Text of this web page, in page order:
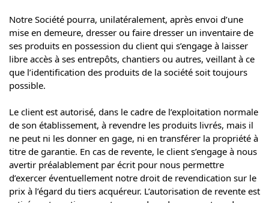
Notre Société pourra, unilatéralement, après envoi d’une
mise en demeure, dresser ou faire dresser un inventaire de
ses produits en possession du client qui s’engage à laisser
libre accès à ses entrepôts, chantiers ou autres, veillant à ce
que l’identification des produits de la société soit toujours
possible.
Le client est autorisé, dans le cadre de l’exploitation normale
de son établissement, à revendre les produits livrés, mais il
ne peut ni les donner en gage, ni en transférer la propriété à
titre de garantie. En cas de revente, le client s’engage à nous
avertir préalablement par écrit pour nous permettre
d’exercer éventuellement notre droit de revendication sur le
prix à l’égard du tiers acquéreur. L’autorisation de revente est